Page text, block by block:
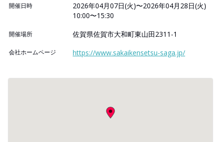
開催日時
2026年04月07日(火)〜2026年04月28日(火)
10:00〜15:30
開催場所 佐賀県佐賀市大和町東山田2311-1
会社ホームページ https://www.sakaikensetsu-saga.jp/